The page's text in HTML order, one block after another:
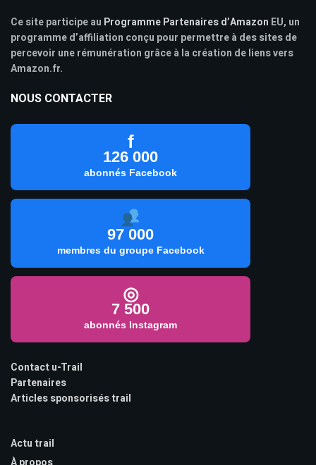
Ce site participe au Programme Partenaires d’Amazon EU, un
programme d’affiliation conçu pour permettre à des sites de
percevoir une rémunération grâce à la création de liens vers
Amazon.fr.
NOUS CONTACTER
f
126 000
abonnés Facebook
97 000
membres du groupe Facebook
◎
7 500
abonnés Instagram
Contact u-Trail
Partenaires
Articles sponsorisés trail
Actu trail